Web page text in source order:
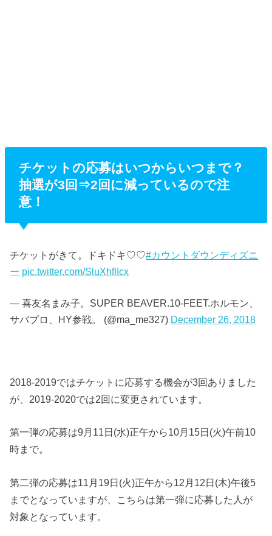
チケットの応募はいつからいつまで？
抽選が3回⇒2回に減っているので注
意！
チケットがきて。ドキドキ♡♡#カウントダウンディズニ
ー pic.twitter.com/SluXhflIcx
— 喜友名まみ子。SUPER BEAVER.10-FEET.ホルモン、
サバプロ、HY参戦。 (@ma_me327) December 26, 2018
2018-2019ではチケットに応募する機会が3回ありました
が、2019-2020では2回に変更されています。
第一弾の応募は9月11日(水)正午から10月15日(火)午前10
時まで。
第二弾の応募は11月19日(火)正午から12月12日(木)午後5
までとなっていますが、こちらは第一弾に応募した人が
対象となっています。